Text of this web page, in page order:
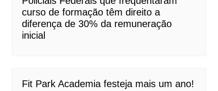
curso de formação têm direito a
diferença de 30% da remuneração
inicial
Fit Park Academia festeja mais um ano!